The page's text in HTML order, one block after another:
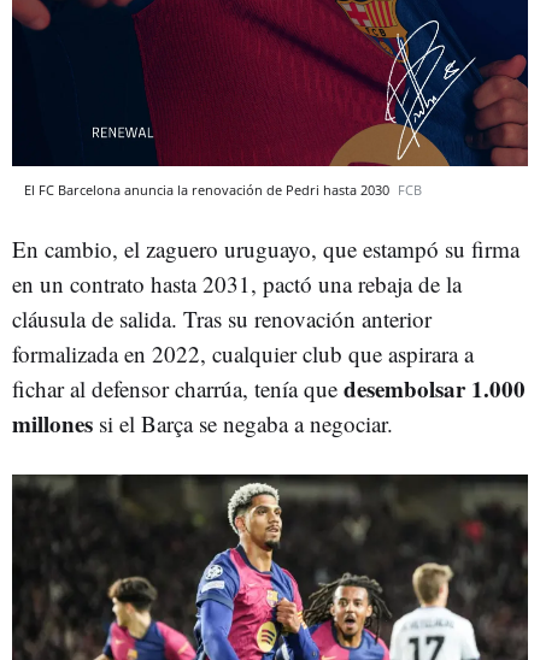
El FC Barcelona anuncia la renovación de Pedri hasta 2030 FCB
En cambio, el zaguero uruguayo, que estampó su firma
en un contrato hasta 2031, pactó una rebaja de la
cláusula de salida. Tras su renovación anterior
formalizada en 2022, cualquier club que aspirara a
fichar al defensor charrúa, tenía que desembolsar 1.000
millones si el Barça se negaba a negociar.